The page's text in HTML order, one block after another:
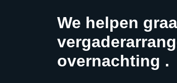
We helpen
overnachting .